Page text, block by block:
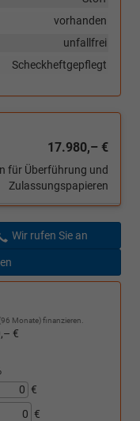
vorhanden
unfallfrei
Scheckheftgepflegt
17.980,– €
für Überführung und
Zulassungspapieren
Wir rufen Sie an
Monate) finanzieren.
€
€
€